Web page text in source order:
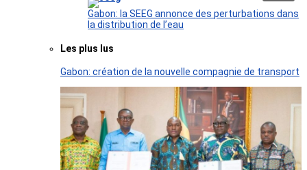
Gabon: la SEEG annonce des perturbations dans
la distribution de l’eau
Les plus lus
Gabon: création de la nouvelle compagnie de transport